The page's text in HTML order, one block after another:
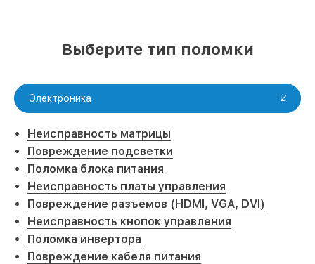
Выберите тип поломки
Электроника
Неисправность матрицы
Повреждение подсветки
Поломка блока питания
Неисправность платы управления
Повреждение разъемов (HDMI, VGA, DVI)
Неисправность кнопок управления
Поломка инвертора
Повреждение кабеля питания